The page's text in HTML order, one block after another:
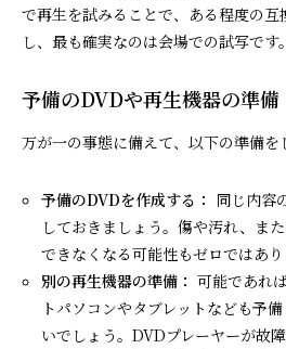
で再生を試みることで、ある程度の
し、最も確実なのは会場での試写です。
予備のDVDや再生機器の準備
万が一の事態に備えて、以下の準備を
予備のDVDを作成する： 同じ内容
しておきましょう。傷や汚れ、ま
できなくなる可能性もゼロではあり
別の再生機器の準備： 可能であれ
トパソコンやタブレットなども予
いでしょう。DVDプレーヤーが故